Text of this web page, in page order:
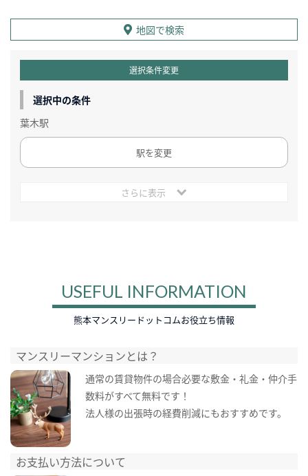
地図で検索
選択条件変更
選択中の条件
葉木駅
駅を変更
さらに表示
USEFUL INFORMATION
熊本マンスリードットコムお役立ち情報
マンスリーマンションとは？
通常の賃貸物件の場合必要な敷金・礼金・仲介手
数料がすべて無料です！
法人様の出張時の経費削減にもおすすめです。
お支払い方法について